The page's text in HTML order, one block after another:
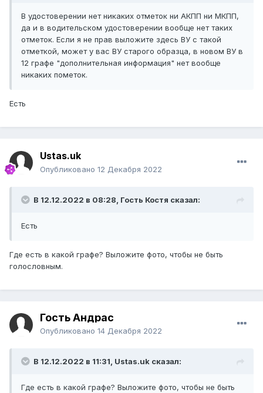
В удостоверении нет никаких отметок ни АКПП ни МКПП,
да и в водительском удостоверении вообще нет таких
отметок. Если я не прав выложите здесь ВУ с такой
отметкой, может у вас ВУ старого образца, в новом ВУ в
12 графе "дополнительная информация" нет вообще
никаких пометок.
Есть
Ustas.uk
Опубликовано 12 Декабря 2022
В 12.12.2022 в 08:28, Гость Костя сказал:
Есть
Где есть в какой графе? Выложите фото, чтобы не быть
голословным.
Гость Андрас
Опубликовано 14 Декабря 2022
В 12.12.2022 в 11:31, Ustas.uk сказал:
Где есть в какой графе? Выложите фото, чтобы не быть